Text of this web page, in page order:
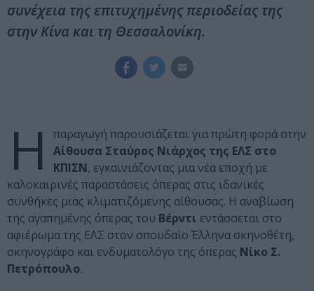
συνέχεια της επιτυχημένης περιοδείας της
στην Κίνα και τη Θεσσαλονίκη.
Η
παραγωγή παρουσιάζεται για πρώτη φορά στην
Αίθουσα Σταύρος Νιάρχος της ΕΛΣ στο
ΚΠΙΣΝ, εγκαινιάζοντας μια νέα εποχή με
καλοκαιρινές παραστάσεις όπερας στις ιδανικές
συνθήκες μιας κλιματιζόμενης αίθουσας. Η αναβίωση
της αγαπημένης όπερας του Βέρντι εντάσσεται στο
αφιέρωμα της ΕΛΣ στον σπουδαίο Έλληνα σκηνοθέτη,
σκηνογράφο και ενδυματολόγο της όπερας Νίκο Σ.
Πετρόπουλο.